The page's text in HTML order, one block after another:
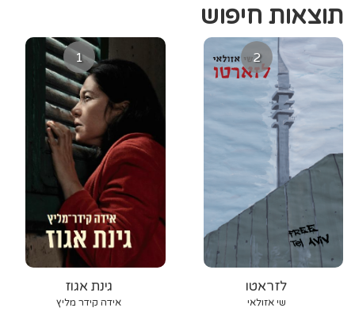
תוצאות חיפוש
1
גינת אגוז
אידה קידר מליץ
2
לזראטו
שי אזולאי